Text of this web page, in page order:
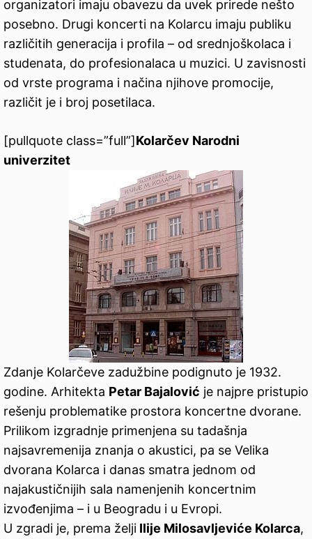
organizatori imaju obavezu da uvek prirede nešto
posebno. Drugi koncerti na Kolarcu imaju publiku
različitih generacija i profila – od srednjoškolaca i
studenata, do profesionalaca u muzici. U zavisnosti
od vrste programa i načina njihove promocije,
različit je i broj posetilaca.
[pullquote class=”full”]Kolarčev Narodni
univerzitet
Zdanje Kolarčeve zadužbine podignuto je 1932.
godine. Arhitekta Petar Bajalović je najpre pristupio
rešenju problematike prostora koncertne dvorane.
Prilikom izgradnje primenjena su tadašnja
najsavremenija znanja o akustici, pa se Velika
dvorana Kolarca i danas smatra jednom od
najakustičnijih sala namenjenih koncertnim
izvođenjima – i u Beogradu i u Evropi.
U zgradi je, prema želji Ilije Milosavljeviće Kolarca,